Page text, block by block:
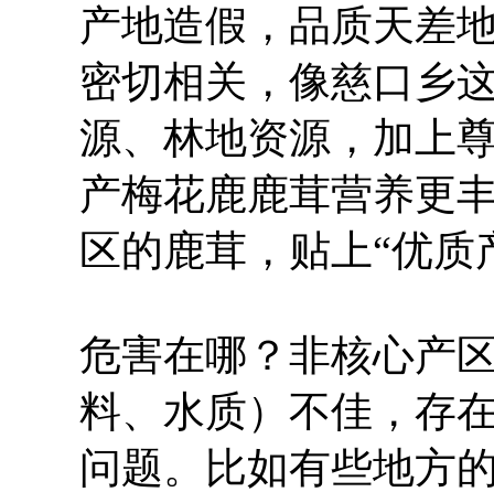
产地造假，品质天差
密切相关，像慈口乡
源、林地资源，加上
产梅花鹿鹿茸营养更
区的鹿茸，贴上“优
危害在哪？非核心产
料、水质）不佳，存
问题。比如有些地方